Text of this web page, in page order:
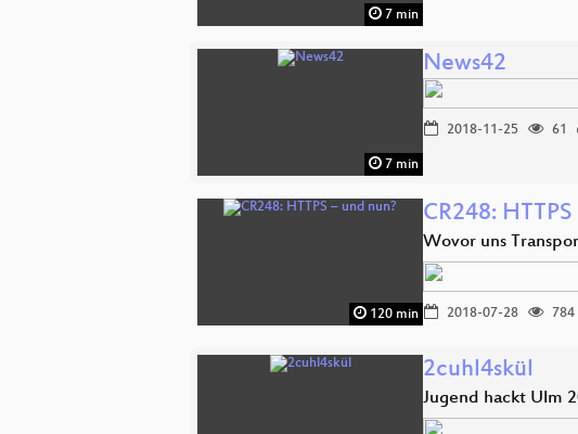
7 min
7 min
News42
2018-11-25 61
120 min
CR248:
Wovor uns
2018-07-28 784
2cuhl4skül
Jugend hackt Ulm